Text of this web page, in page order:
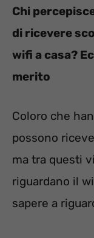
Chi
di ricevere
wifi a casa?
merito
Coloro che
possono
ma tra questi
riguardano il
sapere a